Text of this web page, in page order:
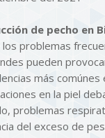
de pecho en
los problemas
pueden
más comúnes
en la piel
problemas
del exceso de